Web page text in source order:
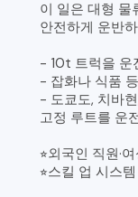
이 일은 대형 물
안전하게 운반
- 10t 트럭을 운
- 잡화나 식품
- 도쿄도, 치바
고정 루트를 운
⭐︎외국인 직원·
⭐︎스킬 업 시스